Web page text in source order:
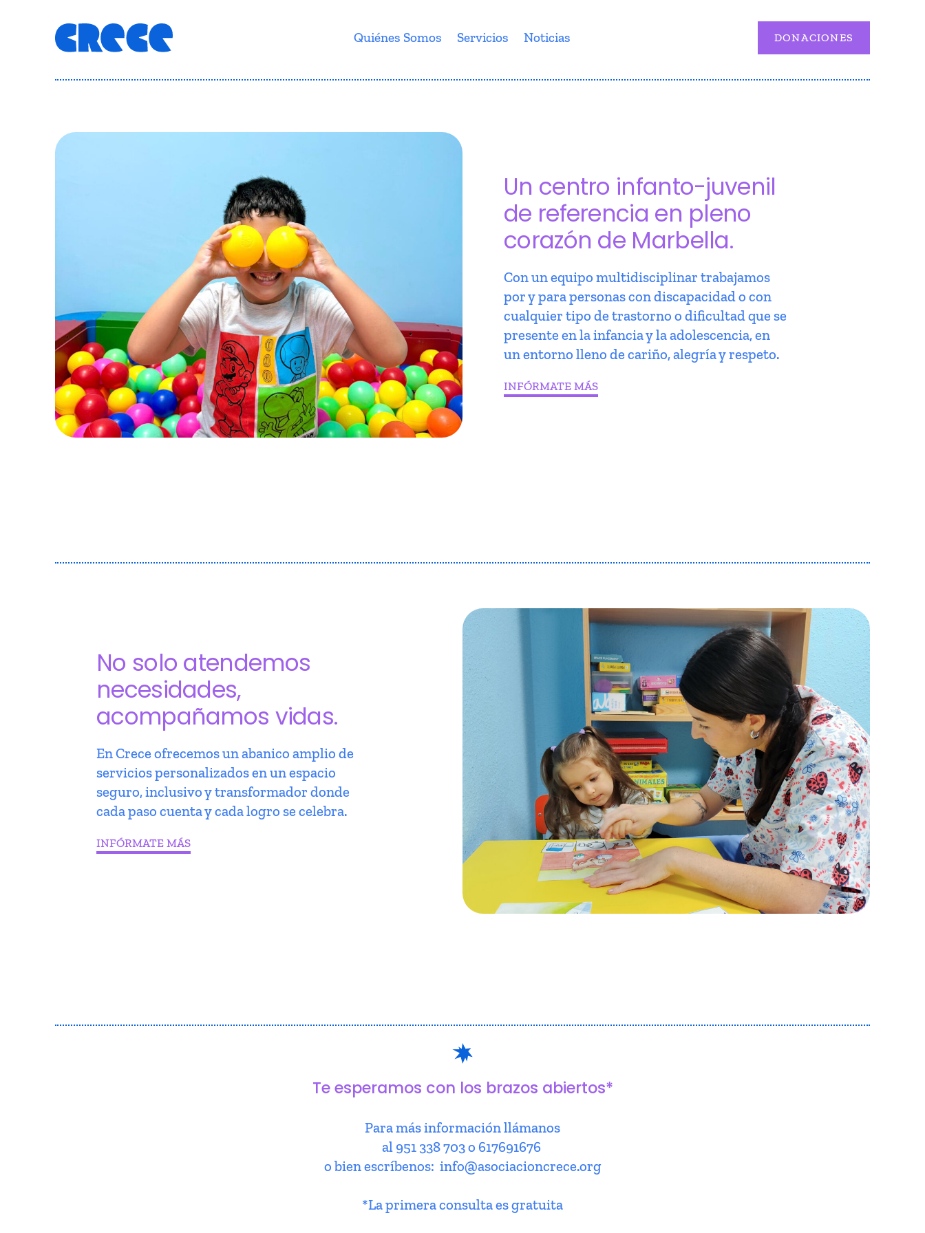
Quiénes Somos Servicios Noticias DONACIONES
Un centro infanto-juvenil
de referencia en pleno
corazón de Marbella.
Con un equipo multidisciplinar trabajamos
por y para personas con discapacidad o con
cualquier tipo de trastorno o dificultad que se
presente en la infancia y la adolescencia, en
un entorno lleno de cariño, alegría y respeto.
INFÓRMATE MÁS
No solo atendemos
necesidades,
acompañamos vidas.
En Crece ofrecemos un abanico amplio de
servicios personalizados en un espacio
seguro, inclusivo y transformador donde
cada paso cuenta y cada logro se celebra.
INFÓRMATE MÁS
Te esperamos con los brazos abiertos*
Para más información llámanos
al 951 338 703 o 617691676
o bien escríbenos: info@asociacioncrece.org
*La primera consulta es gratuita